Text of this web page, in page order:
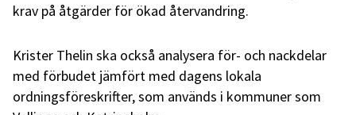
krav på åtgärder för ökad återvandring.
Krister Thelin ska också analysera för- och nackdelar
med förbudet jämfört med dagens lokala
ordningsföreskrifter, som används i kommuner som